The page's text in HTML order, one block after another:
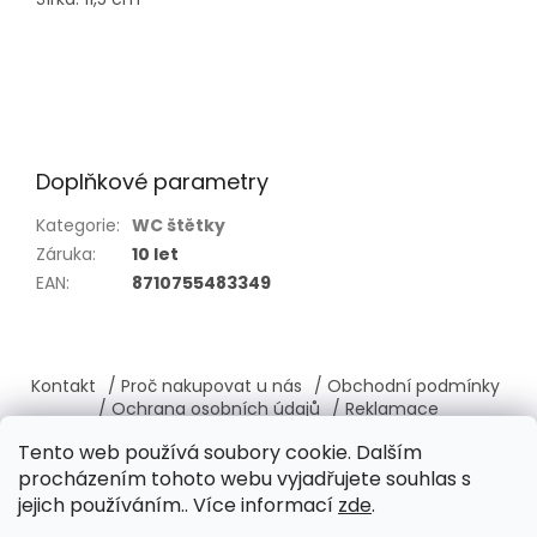
Tento web používá soubory cookie. Dalším
procházením tohoto webu vyjadřujete souhlas s
jejich používáním.. Více informací zde.
Doplňkové parametry
Kategorie: WC štětky
Záruka:
10 let
EAN: 8710755483349
p
a
Kontakt / Proč nakupovat u nás / Obchodní podmínky
/ Ochrana osobních údajů / Reklamace